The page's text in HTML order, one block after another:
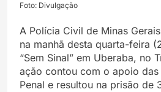
Foto: Divulgação
A Polícia Civil de Minas
na manhã desta quarta-feira
“Sem Sinal” em Uberaba, no
ação contou com o apoio
Penal e resultou na prisão de